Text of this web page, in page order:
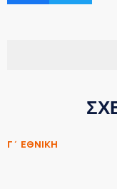
Γ΄ ΕΘΝΙΚΗ